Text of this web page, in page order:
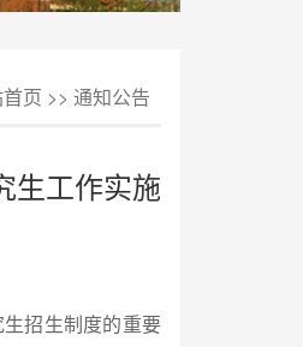
页 >> 通知公告
生工作实施
招生制度的重要